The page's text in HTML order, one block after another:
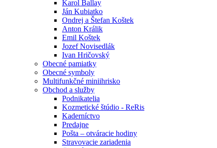
Karol Ballay
Ján Kubiatko
Ondrej a Štefan Koštek
Anton Králik
Emil Koštek
Jozef Novisedlák
Ivan Hričovský
Obecné pamiatky
Obecné symboly
Multifunkčné miniihrisko
Obchod a služby
Podnikatelia
Kozmetické štúdio - ReRis
Kaderníctvo
Predajne
Pošta – otváracie hodiny
Stravovacie zariadenia